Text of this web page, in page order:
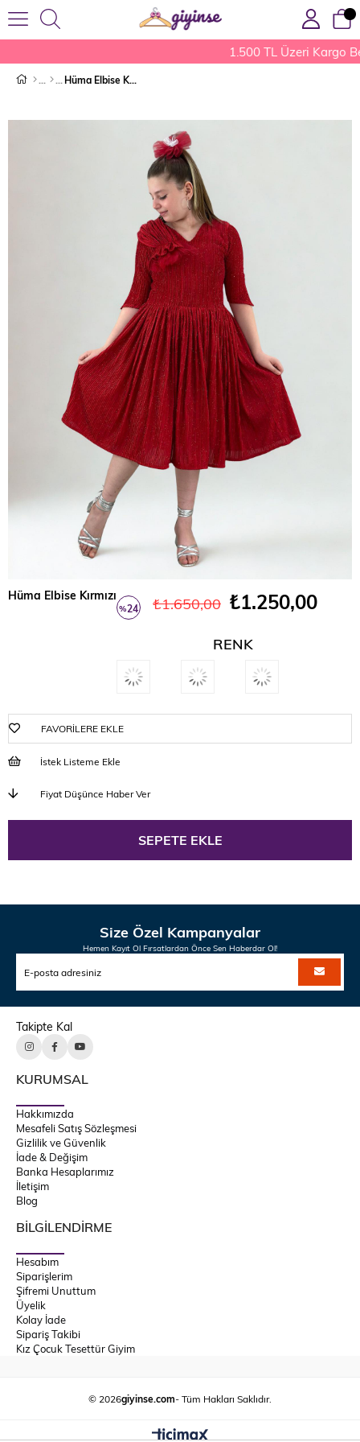
1.500 TL Üzeri Kargo
Hüma Elbise Kırmızı
Hüma Elbise Kırmızı
%24 ₺1.650,00 ₺1.250,00
RENK
FAVORILERE EKLE
İstek Listeme Ekle
Fiyat Düşünce Haber Ver
Size Özel Kampanyalar
Hemen Kayıt Ol Fırsatlardan Önce Sen Haberdar Ol!
Takipte Kal
KURUMSAL
Hakkımızda
Mesafeli Satış Sözleşmesi
Gizlilik ve Güvenlik
İade & Değişim
Banka Hesaplarımız
İletişim
Blog
BİLGİLENDİRME
Hesabım
Siparişlerim
Şifremi Unuttum
Üyelik
Kolay İade
Sipariş Takibi
Kız Çocuk Tesettür Giyim
© 2026giyinse.com- Tüm Hakları Saklıdır.